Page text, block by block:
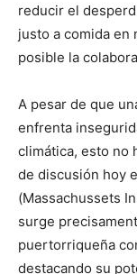
reducir el
justo a comida en
posible la
A pesar de que
enfrenta
climática, esto no
de discusión hoy
(Massachussets
surge
puertorriqueña
destacando su